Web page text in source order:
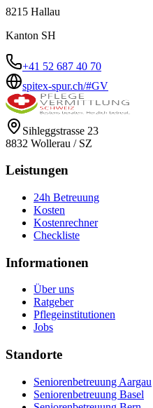
8215 Hallau
Kanton SH
+41 52 687 40 70
spitex-spur.ch/#GV
Sihleggstrasse 23
8832 Wollerau / SZ
Leistungen
24h Betreuung
Kosten
Kostenrechner
Checkliste
Informationen
Über uns
Ratgeber
Pflegeinstitutionen
Jobs
Standorte
Seniorenbetreuung Aargau
Seniorenbetreuung Basel